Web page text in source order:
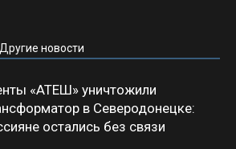
Другие новости
«АТЕШ» уничтожили
в Северодонецке:
остались без связи